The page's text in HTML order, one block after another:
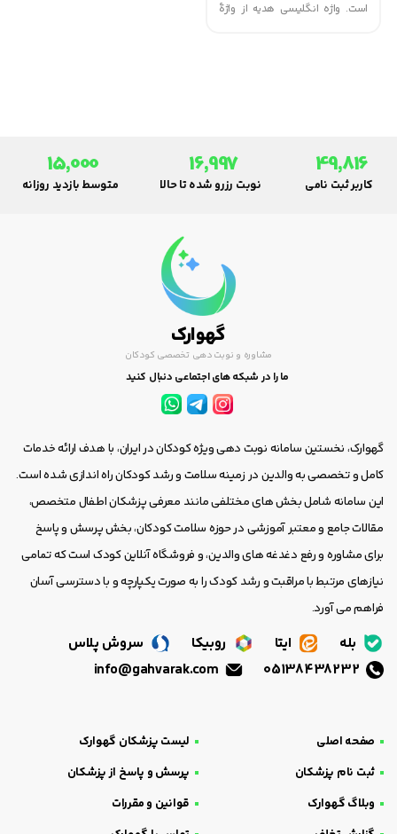
است. واژه انگلیسی هدیه از واژۀ
49,816
کاربر ثبت نامی
16,997
نوبت رزرو شده تا حالا
15,000
متوسط بازدید روزانه
گهوارک
مشاوره و نوبت دهی تخصصی کودکان
ما را در شبکه های اجتماعی دنبال کنید
گهوارک، نخستین سامانه نوبت دهی ویژه کودکان در ایران، با هدف ارائه خدمات
کامل و تخصصی به والدین در زمینه سلامت و رشد کودکان راه اندازی شده است.
این سامانه شامل بخش های مختلفی مانند معرفی پزشکان اطفال متخصص،
مقالات جامع و معتبر آموزشی در حوزه سلامت کودکان، بخش پرسش و پاسخ
برای مشاوره و رفع دغدغه های والدین، و فروشگاه آنلاین کودک است که تمامی
نیازهای مرتبط با مراقبت و رشد کودک را به صورت یکپارچه و با دسترسی آسان
فراهم می آورد.
بله ایتا روبیکا
سروش پلاس
صفحه اصلی
لیست پزشکان گهوارک
ثبت نام پزشکان
پرسش و پاسخ از پزشکان
وبلاگ گهوارک
قوانین و مقررات